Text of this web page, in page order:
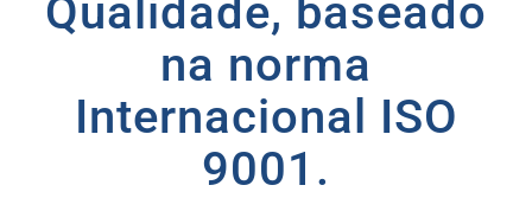
Qualidade, baseado
na norma
Internacional ISO
9001.